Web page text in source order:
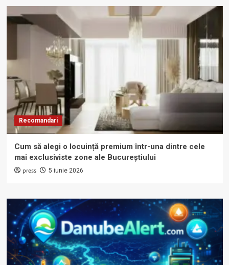
Recomandari
Cum să alegi o locuință premium într-una dintre cele
mai exclusiviste zone ale Bucureștiului
press 5 iunie 2026